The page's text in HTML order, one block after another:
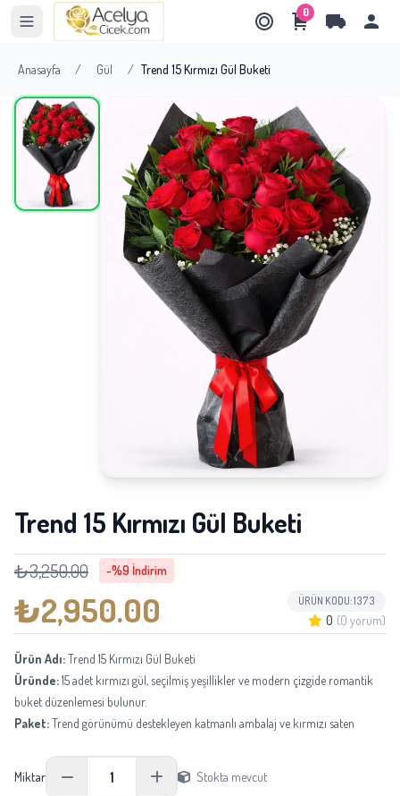
0
Anasayfa / Gül / Trend 15 Kırmızı Gül Buketi
Trend 15 Kırmızı Gül Buketi
₺3,250.00 -%9 İndirim
₺2,950.00 ÜRÜN KODU: 1373
0 (0 yorum)
Ürün Adı:Trend 15 Kırmızı Gül Buketi
Üründe:15 adet kırmızı gül, seçilmiş yeşillikler ve modern çizgide romantik
buket düzenlemesi bulunur.
Paket:Trend görünümü destekleyen katmanlı ambalaj ve kırmızı saten
Yaklaşık 38-48 cm yüksekliğindedir.
Mevsimsel tedarik durumuna göre aynı kalite ve görünüm korunarak
Miktar 1 Stokta mevcut